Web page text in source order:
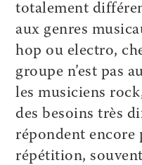
totalement
aux genres
hop ou electro,
groupe n’est pas
les musiciens
des besoins très
répondent encore
répétition,